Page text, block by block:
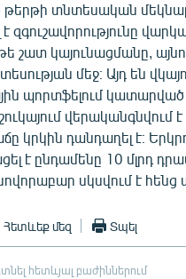
թերթի տնտեսական
է զգուշավորությունը
շատ կայունացմանը,
մեջ։ Այդ են
պորտֆելում կատարված
վերականգնվում
կրկին դանդաղել է։
է ընդամենը 10 մլրդ
սկսվում է
Հետևեք մեզ Տպել
հետևյալ բաժիններում